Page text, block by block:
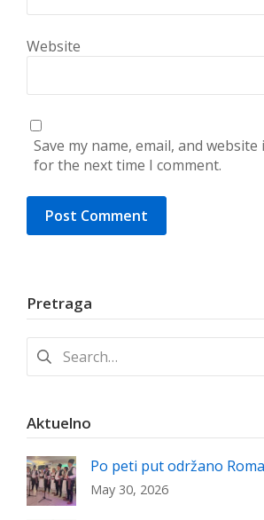
Website
Save my name, email, and
for the next time I comment.
Pretraga
Search
for:
Aktuelno
Po peti put održano
May 30, 2026